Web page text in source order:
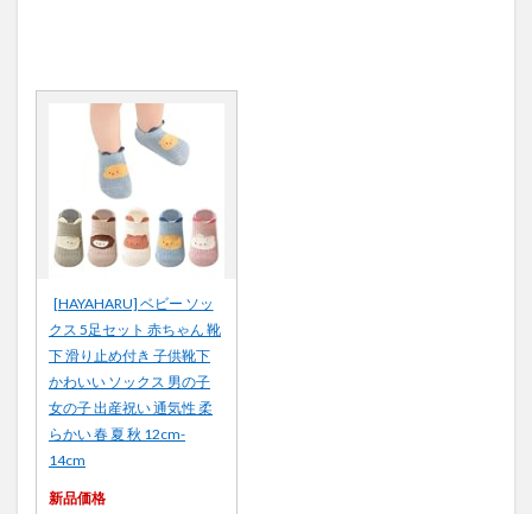
[HAYAHARU] ベビー ソッ
クス 5足セット 赤ちゃん 靴
下 滑り止め付き 子供靴下
かわいい ソックス 男の子
女の子 出産祝い 通気性 柔
らかい 春 夏 秋 12cm-
14cm
新品価格